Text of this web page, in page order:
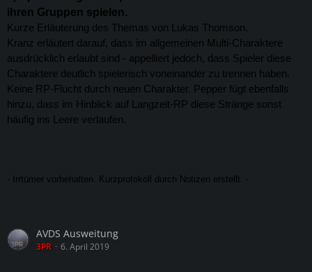
ihren Gruppen spielen.
Kurze Erläuterung des Themas von Lukas Thomson.
Kranz erläutert darauf, dass im allgemeinen Multi-Charaktere
ausdrücklich erlaubt sind - appelliert jedoch, dass Spieler diese
Charaktere deutlich spielerisch voneinander zu trennen haben.
Keine RP-Flucht durch neuen Charakter. Pepper fügt ebenfalls
hinzu, dass im Hinblick auf Langzeit-RP diese Stränge sonst
häufig ins Leere verlaufen.
- Irrtümer vorbehalten. Kurzprotokoll durch Notizen erstellt. -
AVDS Ausweitung
3PR 6. April 2019